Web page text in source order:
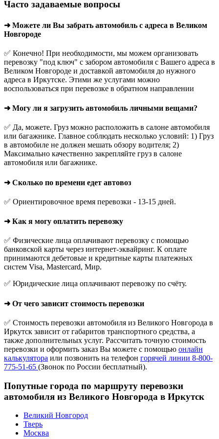
Часто задаваемые вопросы
➜ Можете ли Вы забрать автомобиль с адреса в Великом
Новгороде
✅ Конечно! При необходимости, мы можем организовать
перевозку "под ключ" с забором автомобиля с Вашего адреса в
Великом Новгороде и доставкой автомобиля до нужного
адреса в Иркутске. Этими же услугами можно
воспользоваться при перевозке в обратном направлении
➜ Могу ли я загрузить автомобиль личными вещами?
✅ Да, можете. Груз можно расположить в салоне автомобиля
или багажнике. Главное соблюдать несколько условий: 1) Груз
в автомобиле не должен мешать обзору водителя; 2)
Максимально качественно закрепляйте груз в салоне
автомобиля или багажнике.
➜ Сколько по времени едет автовоз
✅ Ориентировочное время перевозки - 13-15 дней.
➜ Как я могу оплатить перевозку
✅ Физические лица оплачивают перевозку с помощью
банковской карты через интернет-эквайринг. К оплате
принимаются дебетовые и кредитные карты платежных
систем Visa, Mastercard, Мир.
✅ Юридические лица оплачивают перевозку по счёту.
➜ От чего зависит стоимость перевозки
✅ Стоимость перевозки автомобиля из Великого Новгорода в
Иркутск зависит от габаритов транспортного средства, а
также дополнительных услуг. Рассчитать точную стоимость
перевозки и оформить заказ Вы можете с помощью онлайн
калькулятора или позвонить на телефон горячей линии 8-800-
775-51-65 (Звонок по России бесплатный).
Попутные города по маршруту перевозки
автомобиля из Великого Новгорода в Иркутск
Великий Новгород
Тверь
Москва